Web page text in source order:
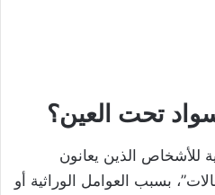
تحت العين؟
للأشخاص الذين يعانون
بسبب العوامل الوراثية أو